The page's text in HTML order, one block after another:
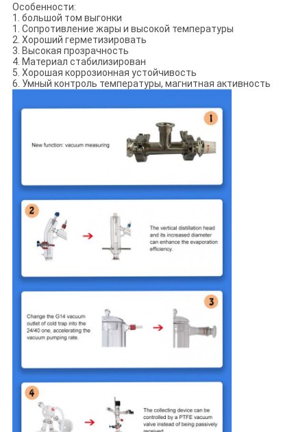
Особенности:
1. большой том выгонки
1. Сопротивление жары и высокой температуры
2. Хороший герметизировать
3. Высокая прозрачность
4. Материал стабилизирован
5. Хорошая коррозионная устойчивость
6. Умный контроль температуры, магнитная активность